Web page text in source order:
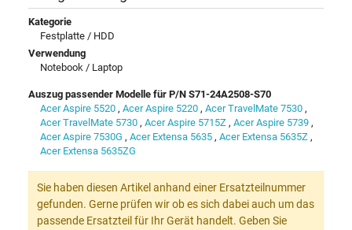
Kategorie
Festplatte / HDD
Verwendung
Notebook / Laptop
Auszug passender Modelle für P/N S71-24A2508-S70
Acer Aspire 5520 , Acer Aspire 5220 , Acer TravelMate 7530 ,
Acer TravelMate 5730 , Acer Aspire 5715Z , Acer Aspire 5739 ,
Acer Aspire 7530G , Acer Extensa 5635 , Acer Extensa 5635Z ,
Acer Extensa 5635ZG
Sie haben diesen Artikel anhand einer Ersatzteilnummer
gefunden. Gerne prüfen wir ob es sich dabei auch um das
passende Ersatzteil für Ihr Gerät handelt. Geben Sie